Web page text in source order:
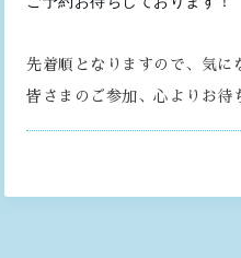
先着順となりますので、気に
皆さまのご参加、心よりお待